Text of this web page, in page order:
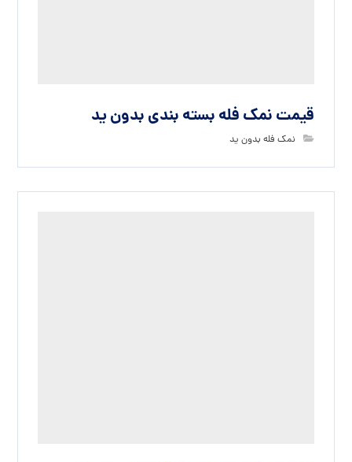
قیمت نمک فله بسته بندی بدون ید
نمک فله بدون ید